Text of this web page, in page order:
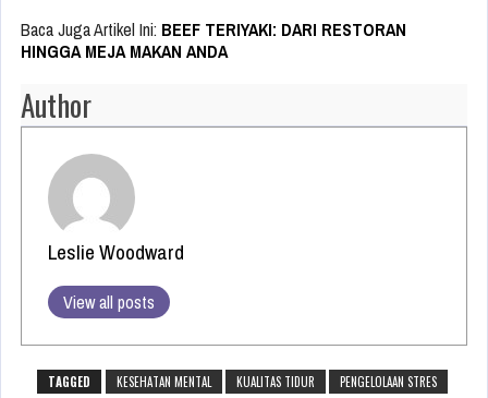
Baca Juga Artikel Ini: BEEF TERIYAKI: DARI RESTORAN
HINGGA MEJA MAKAN ANDA
Author
Leslie Woodward
View all posts
TAGGED KESEHATAN MENTAL KUALITAS TIDUR PENGELOLAAN STRES